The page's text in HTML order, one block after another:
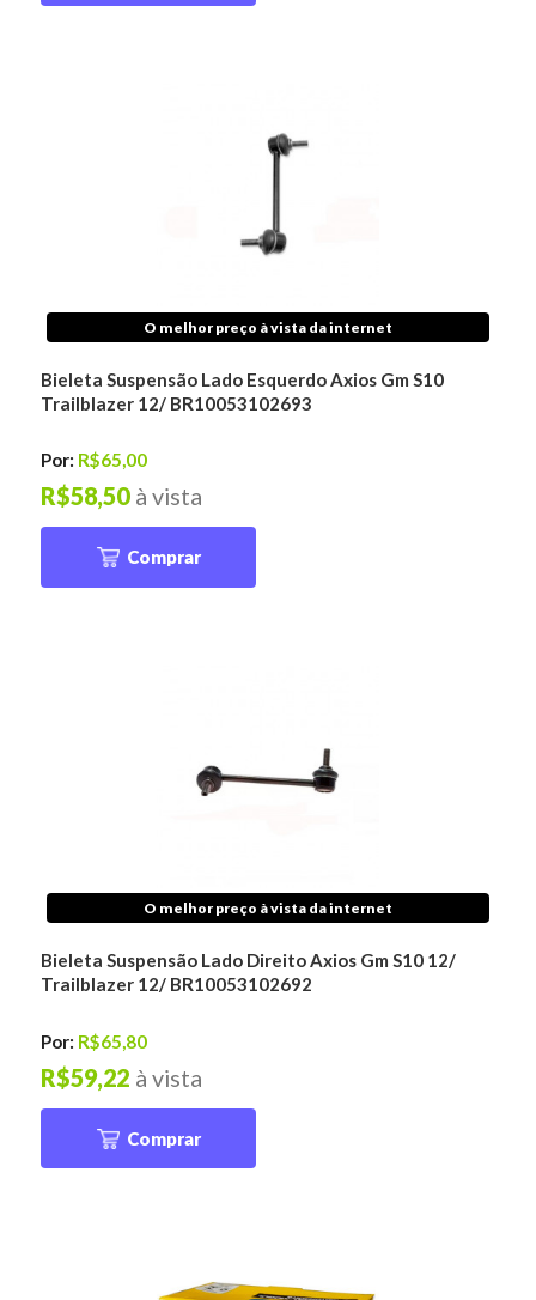
O melhor preço à vista da internet
Bieleta Suspensão Lado Esquerdo Axios Gm S10
Trailblazer 12/ BR10053102693
Por: R$65,00
à vista
R$58,50
Comprar
O melhor preço à vista da internet
Bieleta Suspensão Lado Direito Axios Gm S10 12/
Trailblazer 12/ BR10053102692
Por: R$65,80
à vista
R$59,22
Comprar